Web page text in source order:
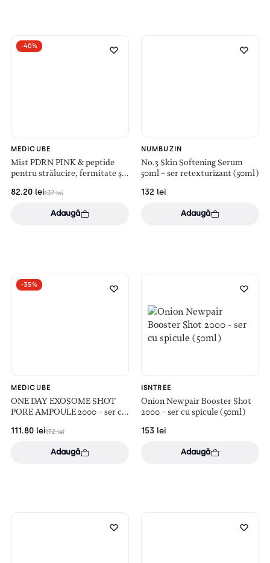
-40%
MEDICUBE
Mist PDRN PINK & peptide
pentru strălucire, fermitate și
137lei
82.20 lei
Adaugă
NUMBUZIN
No.3 Skin Softening Serum
50ml – ser retexturizant (50ml)
132 lei
Adaugă
-35%
MEDICUBE
ONE DAY EXOSOME SHOT
PORE AMPOULE 2000 – ser cu
172lei
111.80 lei
Adaugă
ISNTREE
Onion Newpair Booster Shot
2000 – ser cu spicule (50ml)
153 lei
Adaugă